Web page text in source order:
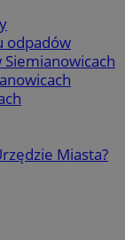
odpadów
Miasta?